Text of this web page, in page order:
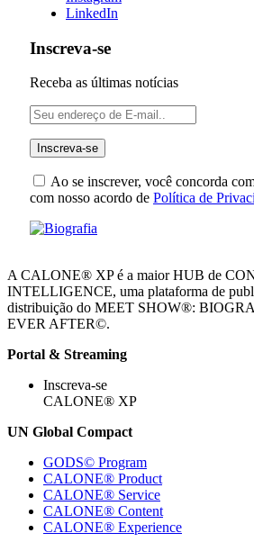
LinkedIn
Inscreva-se
Receba as últimas notícias
Ao se inscrever, você concorda
com nosso acordo de Política de
A CALONE® XP é a maior HUB de
INTELLIGENCE, uma plataforma de
distribuição do MEET SHOW®:
EVER AFTER©.
Portal & Streaming
Inscreva-se
CALONE® XP
UN Global Compact
GODS© Program
CALONE® Product
CALONE® Service
CALONE® Content
CALONE® Experience